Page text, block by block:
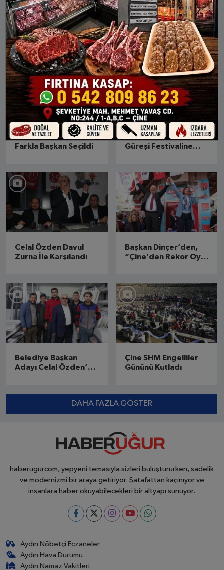
Bakan Varank Önce
Köfte Pişirdi, Sonra
Tatlı İkram Etti
Çine’de Savaş ve
Özden’e Yoğun İlgi
Osman Eşiyok, 28 Oy
Farkla Başkan Seçildi
Çine’de, 30. Deve
Güreşi Festivaline
Celal Özden Davul
Zurna İle Karşılandı
Başkan Dinçer’den,
“Çine’den Rekor Oy
Belediye Başkan
Adayı Celal Özden’e
Çine SHM Engelliler
Gününü Kutladı
DAHA FAZLA GÖSTER
haberugurcom, yepyeni temasıyla sizleri buluştururken, sadelik
ve modernizmi bir araya getiriyor. Şatafattan kaçınıyor ve
insanlara haber okuyabilecekleri bir altyapı sunuyor.
Aydın Nöbetçi Eczaneler
Aydın Hava Durumu
Aydın Namaz Vakitleri